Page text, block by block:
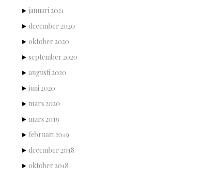
januari 2021
december 2020
oktober 2020
september 2020
augusti 2020
juni 2020
mars 2020
mars 2019
februari 2019
december 2018
oktober 2018